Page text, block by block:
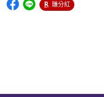
賺分紅